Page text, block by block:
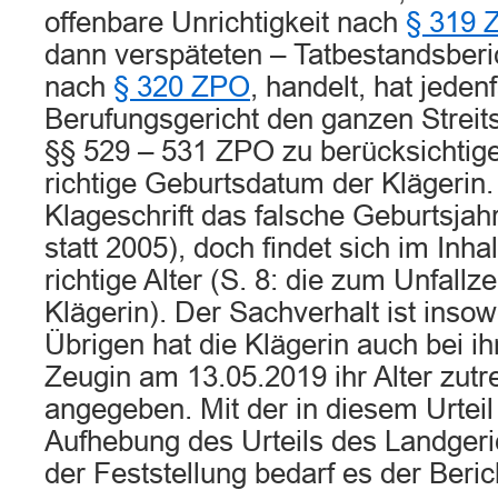
offenbare Unrichtigkeit nach § 319
dann verspäteten –
nach § 320 ZPO, handelt, hat
Berufungsgericht den ganzen
§§ 529 – 531 ZPO zu
richtige Geburtsdatum der
Klageschrift das falsche
statt 2005), doch findet sich im
richtige Alter (S. 8: die zum
Klägerin). Der Sachverhalt ist
Übrigen hat die Klägerin auch bei
Zeugin am 13.05.2019 ihr Alter
angegeben. Mit der in diesem
Aufhebung des Urteils des
der Feststellung bedarf es der